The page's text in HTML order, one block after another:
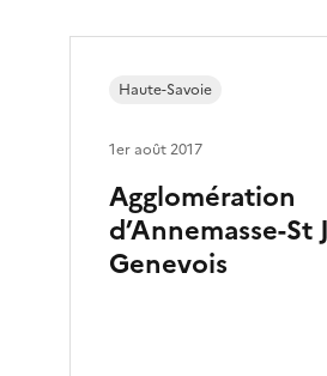
Agglomération
d’Annemasse-St
Genevois
Haute-Savoie
1er août 2017